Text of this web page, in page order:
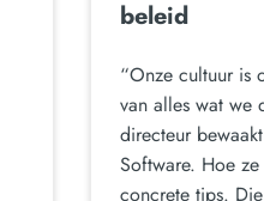
beleid
“Onze cultuur is
van alles wat we
directeur
Software. Hoe
concrete tips.